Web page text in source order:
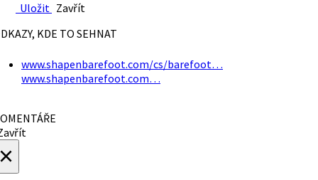
Uložit Zavřít
KDE TO SEHNAT
www.shapenbarefoot.com/cs/barefoot…
www.shapenbarefoot.com…